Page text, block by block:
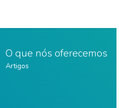
O que nós oferecemos
Artigos